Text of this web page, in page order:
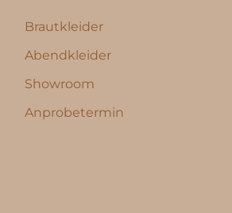
Brautkleider
Abendkleider
Showroom
Anprobetermin